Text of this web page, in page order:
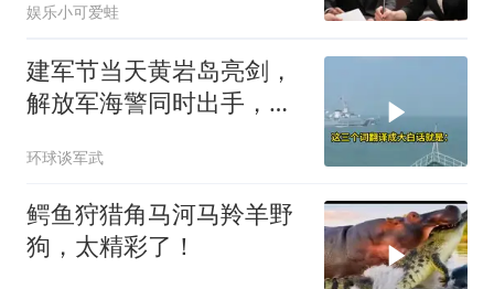
你签约
娱乐小可爱蛙
建军节当天黄岩岛亮剑，
解放军海警同时出手，菲
环球谈军武
鳄鱼狩猎角马河马羚羊野
狗，太精彩了！